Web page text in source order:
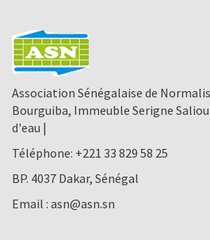
Association Sénégalaise de
Bourguiba, Immeuble Serigne
d'eau |
Téléphone: +221 33 829 58 25
BP. 4037 Dakar, Sénégal
Email : asn@asn.sn